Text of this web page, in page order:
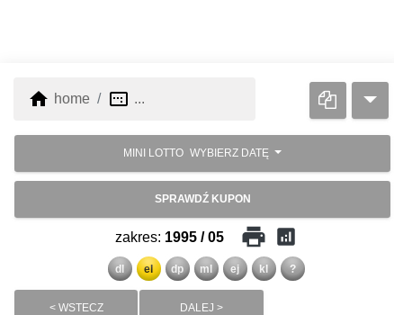
home home image_aspect_ratio ...
MINI LOTTO WYBIERZ DATĘ
SPRAWDŹ KUPON
zakres: 1995 / 05 print analytics
dl el dp ml ej kl ?
< WSTECZ DALEJ >